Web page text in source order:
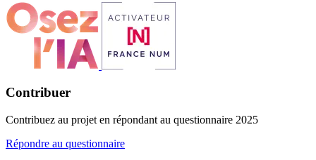
Contribuer
Contribuez au projet en répondant au questionnaire 2025
Répondre au questionnaire